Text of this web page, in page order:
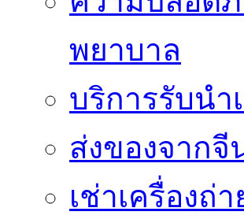
พยาบาล
บริการรับน
ส่งของจากจี
เช่าเครื่องถ่